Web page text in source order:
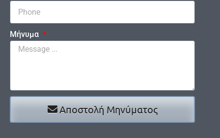
Μήνυμα
Αποστολή Μηνύματος